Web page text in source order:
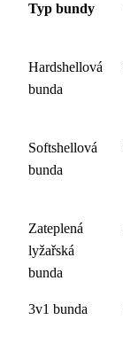
Typ bundy
Hardshellová
bunda
Softshellová
bunda
Zateplená
lyžařská
bunda
3v1 bunda